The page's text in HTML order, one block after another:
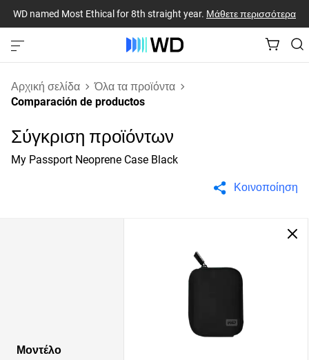
WD named Most Ethical for 8th straight year. Μάθετε περισσότερα
Αρχική σελίδα
Όλα τα προϊόντα
Comparación de productos
Σύγκριση προϊόντων
My Passport Neoprene Case Black
Κοινοποίηση
Μοντέλο